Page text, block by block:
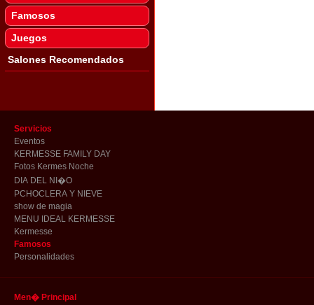
Famosos
Juegos
Salones Recomendados
Servicios
Eventos
KERMESSE FAMILY DAY
Fotos Kermes Noche
DIA DEL NI�O
PCHOCLERA Y NIEVE
show de magia
MENU IDEAL KERMESSE
Kermesse
Famosos
Personalidades
Men� Principal